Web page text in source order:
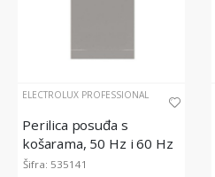
ELECTROLUX PROFESSIONAL
Perilica posuđa s
košarama, 50 Hz i 60 Hz
Šifra: 535141